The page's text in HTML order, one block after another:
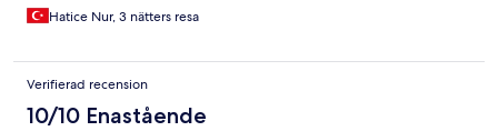
Hatice Nur, 3 nätters resa
Verifierad recension
10/10 Enastående